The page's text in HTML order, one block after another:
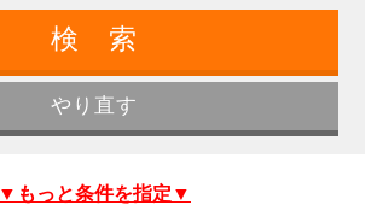
▼もっと条件を指定▼